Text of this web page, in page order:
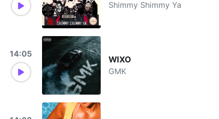
Shimmy Shimmy Ya
14:05
WIXO
GMK